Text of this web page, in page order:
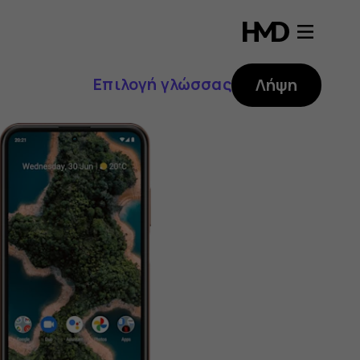
Επιλογή γλώσσας Λήψη